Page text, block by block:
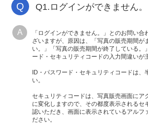
Q Q1.ログインができません。
A
「ログインができません。」とのお問い
ざいますが、原因は、「写真の販売期間が
い。」「写真の販売期間が終了している。
ード・セキュリティコードの入力間違いが
ID・パスワード・セキュリティコードは、
い。
セキュリティコードは、写真販売画面にア
に変化しますので、その都度表示されるセ
認いただき、画面に表示されているアルフ
ださい。